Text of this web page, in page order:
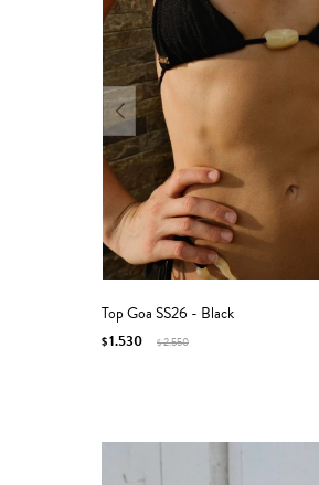
Top Goa SS26 - Black
$1.530 $2.550